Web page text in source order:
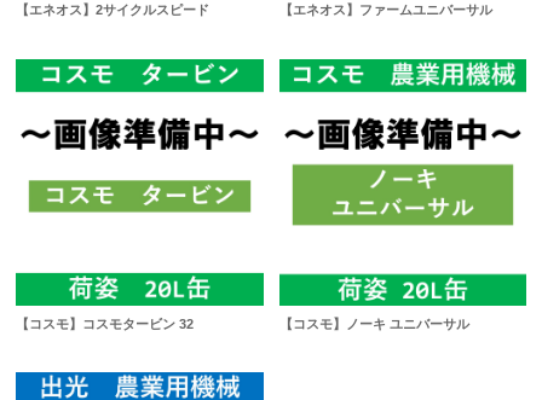
【エネオス】2サイクルスピード 【エネオス】ファームユニバーサル
【コスモ】コスモタービン 32 【コスモ】ノーキ ユニバーサル